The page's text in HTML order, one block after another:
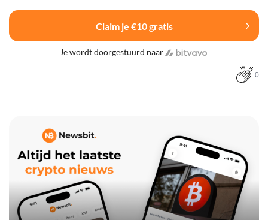
Claim je €10 gratis
Je wordt doorgestuurd naar
0